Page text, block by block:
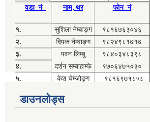
वडा नं नाम,थर फोन नं
१. सुशिला नेम्वाङ्ग
९८१६७६३०४६
२.
दिपक नेम्वाङ्ग
९८२४९८१७१७
३.
पवन लिम्बु
९८४०३४८३९८
४.
दर्शन सम्बाहाम्फे
९७०६४७५०३०
५.
केश चेम्जोङ्ग ९८१६९७१८५८
डाउनलोड्स